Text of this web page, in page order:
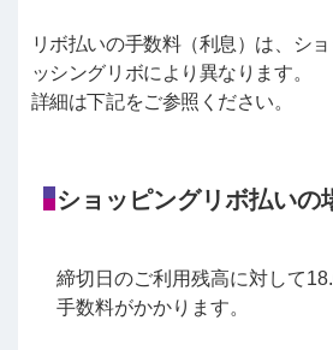
リボ払いの手数料（利息）は、シ
ッシングリボにより異なります。
詳細は下記をご参照ください。
ショッピングリボ払いの
締切日のご利用残高に対して
手数料がかかります。